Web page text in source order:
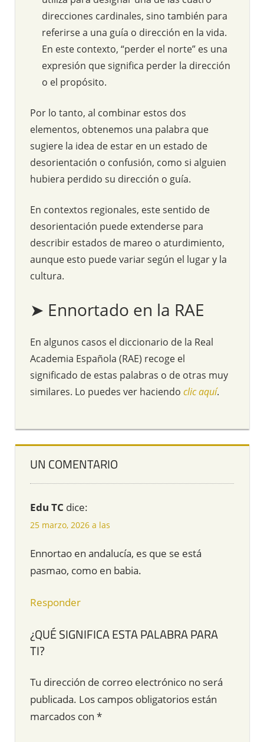
direcciones cardinales, sino también para
referirse a una guía o dirección en la vida.
En este contexto, “perder el norte” es una
expresión que significa perder la dirección
o el propósito.
Por lo tanto, al combinar estos dos
elementos, obtenemos una palabra que
sugiere la idea de estar en un estado de
desorientación o confusión, como si alguien
hubiera perdido su dirección o guía.
En contextos regionales, este sentido de
desorientación puede extenderse para
describir estados de mareo o aturdimiento,
aunque esto puede variar según el lugar y la
cultura.
➤ Ennortado en la RAE
En algunos casos el diccionario de la Real
Academia Española (RAE) recoge el
significado de estas palabras o de otras muy
similares. Lo puedes ver haciendo clic aquí.
UN COMENTARIO
Edu TC dice:
25 marzo, 2026 a las
Ennortao en andalucía, es que se está
pasmao, como en babia.
Responder
¿QUÉ SIGNIFICA ESTA PALABRA PARA
TI?
Tu dirección de correo electrónico no será
publicada. Los campos obligatorios están
marcados con *